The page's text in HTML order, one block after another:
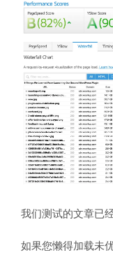
我们测试的文章已
如果您懒得加载未